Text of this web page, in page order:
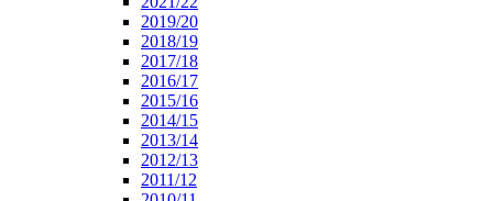
2019/20
2018/19
2017/18
2016/17
2015/16
2014/15
2013/14
2012/13
2011/12